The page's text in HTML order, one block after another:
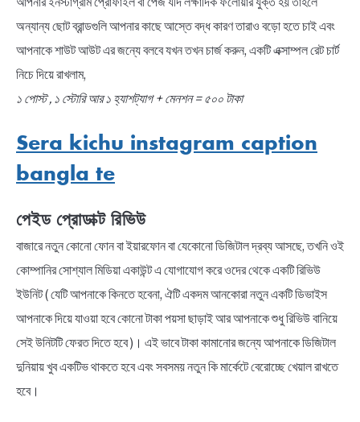
অন্যান্য ছোট ব্রান্ডগুলি আপনার কাছে আস্তে বদ্ধ কারণ তারাও বড়ো হতে চাই এবং
আপনাকে শাউট আউট এর জন্যে বলবে যখন তখন চার্জ করুন, একটি এক্সাম্পল রেট চার্ট
নিচে দিয়ে রাখলাম,
১ পোস্ট , ১ স্টোরি আর ১ হ্যাশট্যাগ + মেনশন = ৫০০ টাকা
Sera kichu instagram caption
bangla te
পেইড প্রোডাক্ট রিভিউ
বাজারে নতুন কোনো ফোন বা ইয়ারফোন বা যেকোনো ডিজিটাল দ্রব্য আসছে, তখনি ওই
কোম্পানির সোশ্যাল মিডিয়া একাউন্ট এ যোগাযোগ করে ওদের থেকে একটি রিভিউ
ইউনিট ( যেটি আপনাকে কিনতে হবেনা, ঐটি একদম আনকোরা নতুন একটি ডিভাইস
আপনাকে দিয়ে যাওয়া হবে কোনো টাকা পয়সা ছাড়াই আর আপনাকে শুধু রিভিউ বানিয়ে
সেই উনিটটি ফেরত দিতে হবে )। এই ভাবে টাকা কামানোর জন্যে আপনাকে ডিজিটাল
দুনিয়ায় খুব একটিভ থাকতে হবে এবং সবসময় নতুন কি মার্কেটে বেরোচ্ছে খেয়াল রাখতে
হবে।